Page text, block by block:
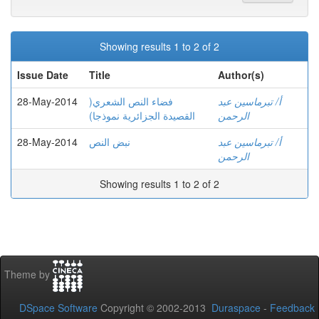
Showing results 1 to 2 of 2
Issue Date
Title
Author(s)
28-May-2014
فضاء النص الشعري(
القصيدة الجزائرية نموذجا)
أ/ تبرماسين عبد
الرحمن
28-May-2014
نبض النص
أ/ تبرماسين عبد
الرحمن
Showing results 1 to 2 of 2
Theme by
DSpace Software Copyright © 2002-2013 Duraspace - Feedback